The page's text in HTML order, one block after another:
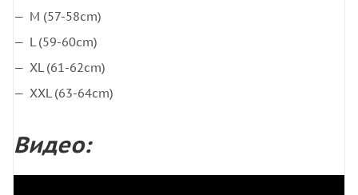
M (57-58cm)
L (59-60cm)
XL (61-62cm)
XXL (63-64cm)
Видео: